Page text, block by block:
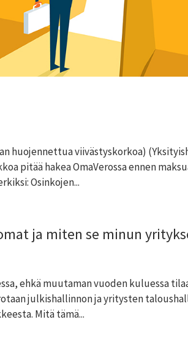
huojennettua viivästyskorkoa)
pitää hakea OmaVerossa ennen
Osinkojen...
ja miten se minun
ehkä muutaman vuoden kuluessa
julkishallinnon ja yritysten
Mitä tämä...